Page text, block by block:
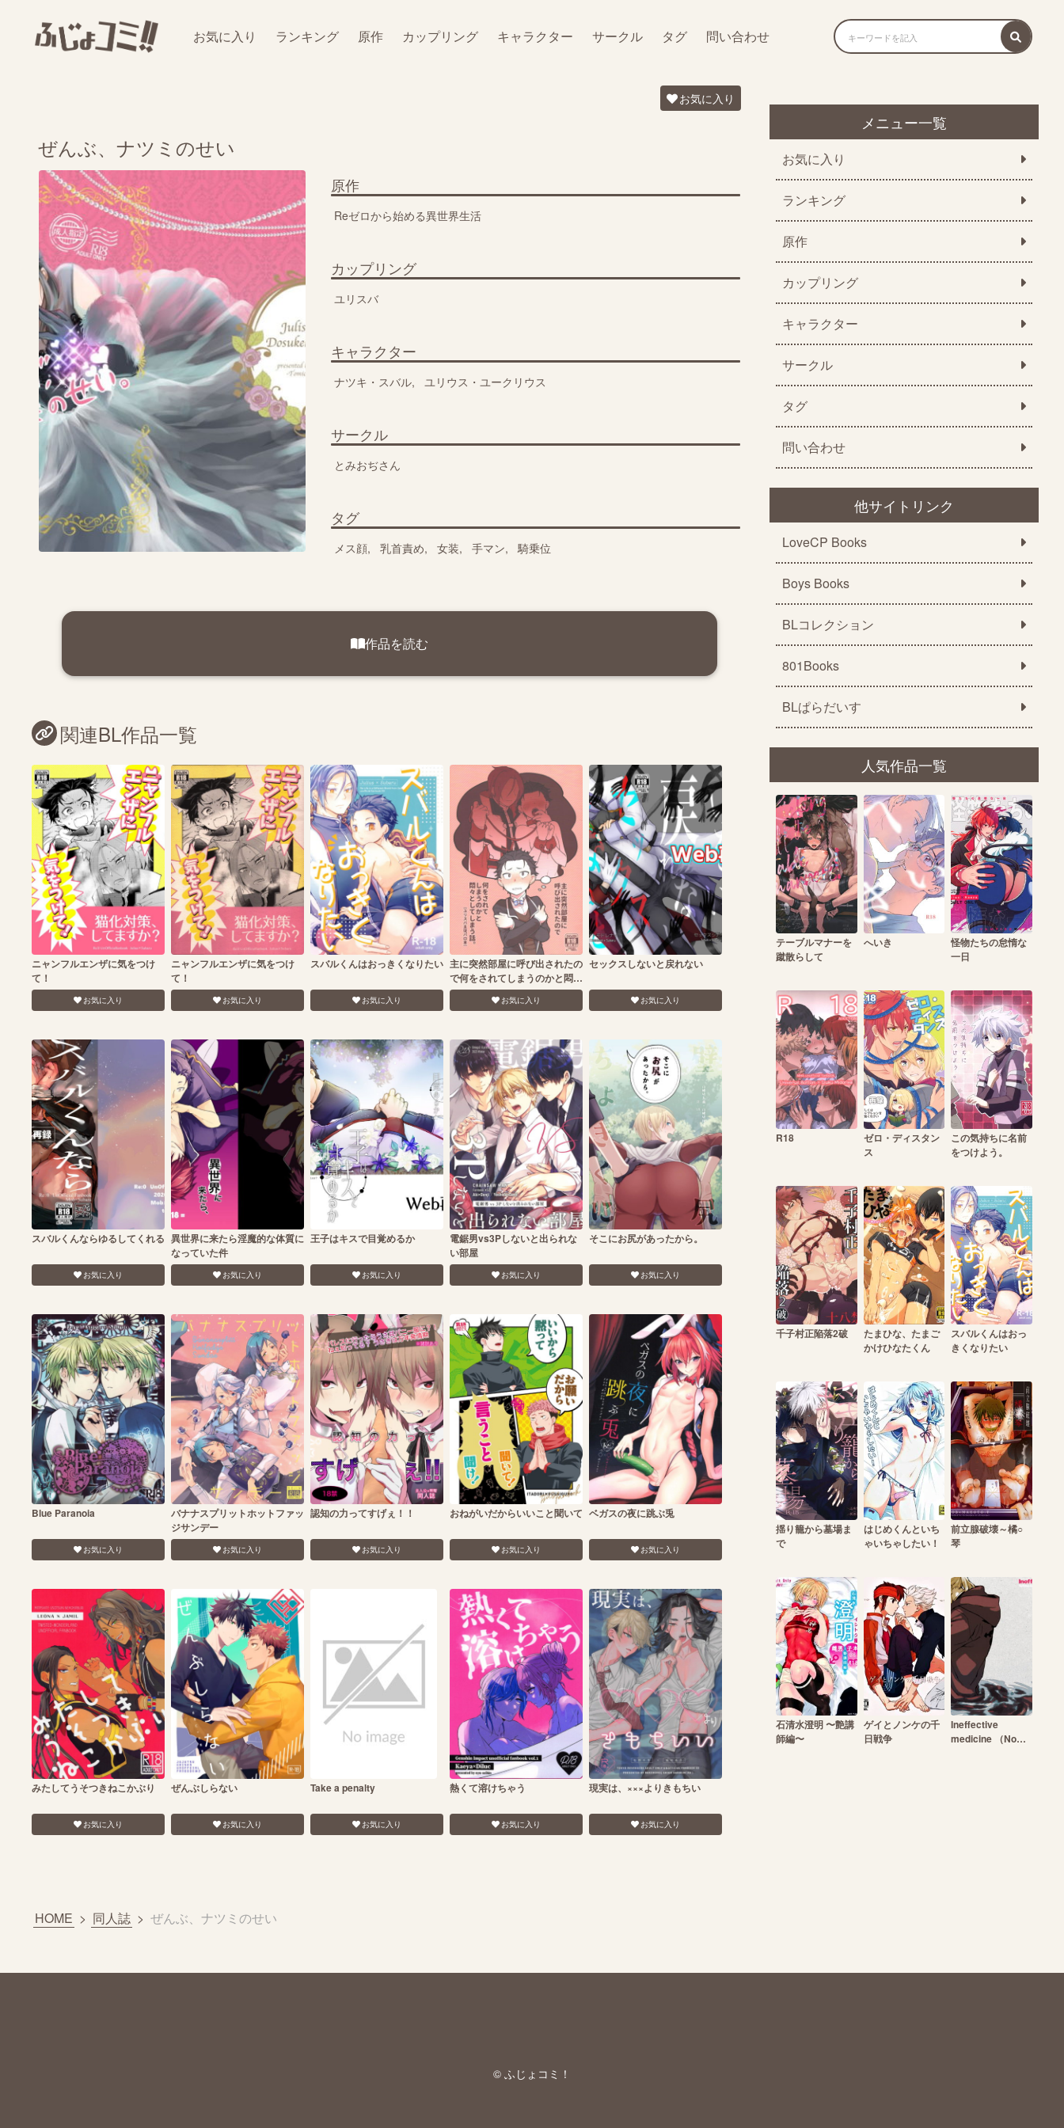
お気に入り ランキング 原作 カップリング キャラクター サークル タグ 問い合わせ
お気に入り
ぜんぶ、ナツミのせい
原作
Reゼロから始める異世界生活
カップリング
ユリスバ
キャラクター
ナツキ・スバル ユリウス・ユークリウス
サークル
とみおぢさん
タグ
メス顔 乳首責め 女装 手マン 騎乗位
作品を読む
関連BL作品一覧
ニャンフルエンザに気をつけ
て！
お気に入り
ニャンフルエンザに気をつけ
て！
お気に入り
スバルくんはおっきくなりたい
お気に入り
主に突然部屋に呼び出されたの
で何をされてしまうのかと悶々
としてしまう話
お気に入り
セックスしないと戻れない
お気に入り
スバルくんならゆるしてくれる
お気に入り
異世界に来たら淫魔的な体質に
なっていた件
お気に入り
王子はキスで目覚めるか
お気に入り
電鋸男vs3Pしないと出られな
い部屋
お気に入り
そこにお尻があったから。
お気に入り
Blue Paranoia
お気に入り
バナナスプリットホットファッ
ジサンデー
お気に入り
認知の力ってすげぇ！！
お気に入り
おねがいだからいいこと聞いて
お気に入り
ベガスの夜に跳ぶ兎
お気に入り
みたしてうそつきねこかぶり
お気に入り
ぜんぶしらない
お気に入り
Take a penalty
お気に入り
熱くて溶けちゃう
お気に入り
現実は、×××よりきもちい
お気に入り
HOME > 同人誌 > ぜんぶ、ナツミのせい
メニュー一覧
お気に入り
ランキング
原作
カップリング
キャラクター
サークル
タグ
問い合わせ
他サイトリンク
LoveCP Books
Boys Books
BLコレクション
801Books
BLぱらだいす
人気作品一覧
テーブルマナーを
蹴散らして
へいき
怪物たちの怠惰な
一日
R18
ゼロ・ディスタン
ス
この気持ちに名前
をつけよう。
千子村正陥落2破
たまひな、たまご
かけひなたくん
スバルくんはおっ
きくなりたい
揺り籠から墓場ま
で
はじめくんといち
ゃいちゃしたい！
前立腺破壊～橘○
琴
石清水澄明 〜艶講
師編〜
ゲイとノンケの千
日戦争
Ineffective
medicine （No
© ふじょコミ！